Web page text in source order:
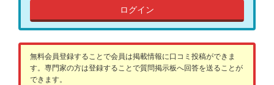
ログイン
無料会員登録することで会員は掲載情報に口コミ投稿ができま
す。専門家の方は登録することで質問掲示板へ回答を送ることが
できます。